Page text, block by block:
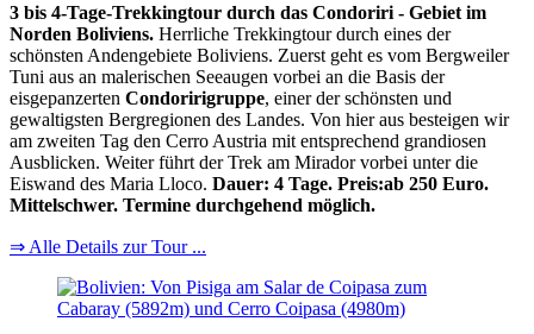
3 bis 4-Tage-Trekkingtour durch das Condoriri - Gebiet im
Norden Boliviens. Herrliche Trekkingtour durch eines der
schönsten Andengebiete Boliviens. Zuerst geht es vom Bergweiler
Tuni aus an malerischen Seeaugen vorbei an die Basis der
eisgepanzerten Condoririgruppe, einer der schönsten und
gewaltigsten Bergregionen des Landes. Von hier aus besteigen wir
am zweiten Tag den Cerro Austria mit entsprechend grandiosen
Ausblicken. Weiter führt der Trek am Mirador vorbei unter die
Eiswand des Maria Lloco. Dauer: 4 Tage. Preis:ab 250 Euro.
Mittelschwer. Termine durchgehend möglich.
⇒ Alle Details zur Tour ...